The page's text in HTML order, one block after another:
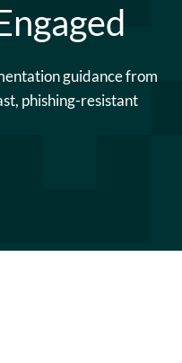
guidance from
phishing-resistant